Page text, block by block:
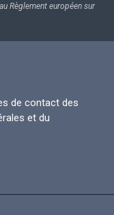
Règlement européen sur
de contact des
et du